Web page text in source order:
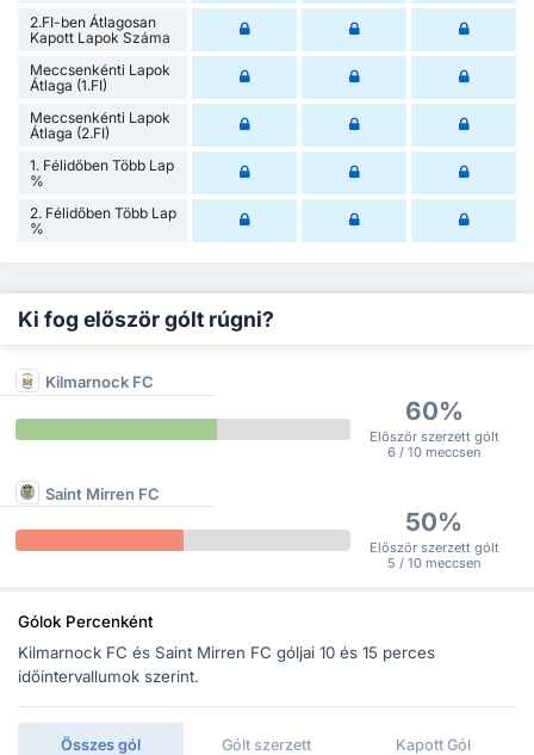
2.FI-ben Átlagosan
Kapott Lapok Száma
Meccsenkénti Lapok
Átlaga (1.FI)
Meccsenkénti Lapok
Átlaga (2.FI)
1. Félidőben Több Lap
%
2. Félidőben Több Lap
%
Ki fog először gólt rúgni?
Kilmarnock FC
60%
Először szerzett gólt
6 / 10 meccsen
Saint Mirren FC
50%
Először szerzett gólt
5 / 10 meccsen
Gólok Percenként
Kilmarnock FC és Saint Mirren FC góljai 10 és 15 perces
időintervallumok szerint.
Összes gól Gólt szerzett Kapott Gól